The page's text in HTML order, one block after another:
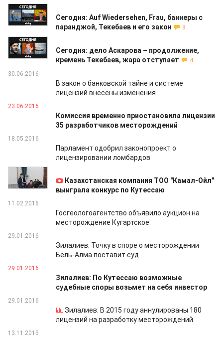
14.07.2016
Сегодня: Auf Wiedersehen, Frau, баннеры с
паранджой, Текебаев и его закон
8
12.07.2016
Сегодня: дело Аскарова – продолжение,
кремень Текебаев, жара отступает
4
30.06.2016
В закон о банковской тайне и системе
лицензий внесены изменения
23.06.2016
Комиссия временно приостановила лицензии
35 разработчиков месторождений
18.05.2016
Парламент одобрил законопроект о
лицензировании ломбардов
25.03.2016
Казахстанская компания ТОО "Камал-Ойл"
выиграла конкурс по Кутессаю
11.02.2016
Госгеологоагентство объявило аукцион на
месторождение Кугартское
29.01.2016
Зилалиев: Точку в споре о месторождении
Бель-Алма поставит суд
29.01.2016
Зилалиев: По Кутессаю возможные
судебные споры возьмет на себя инвестор
29.01.2016
Зилалиев: В 2015 году аннулированы 180
лицензий на разработку месторождений
13.11.2015